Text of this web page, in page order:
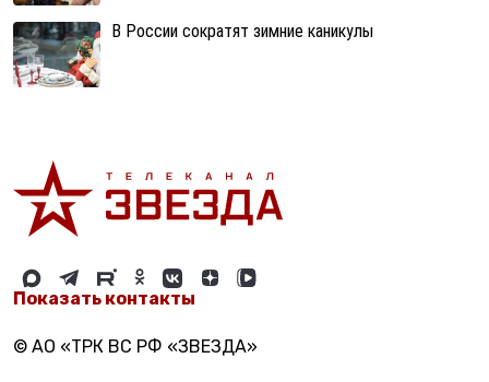
В России сократят зимние каникулы
Показать контакты
© АО «ТРК ВС РФ «ЗВЕЗДА»